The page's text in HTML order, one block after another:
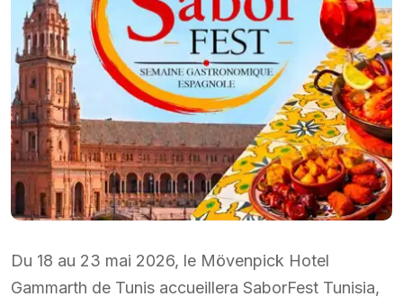
Du 18 au 23 mai 2026, le Mövenpick Hotel
Gammarth de Tunis accueillera SaborFest Tunisia,